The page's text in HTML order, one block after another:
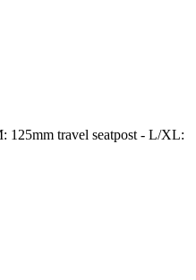
125mm travel seatpost - L/XL: